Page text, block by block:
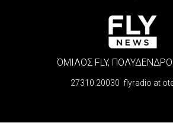
ΌΜΙΛΟΣ FLY,
27310 20030 flyradio at